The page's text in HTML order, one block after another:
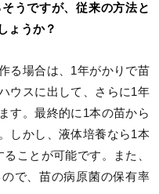
うですが、従来の方法と
ょうか？
る場合は、1年がかりで苗
ウスに出して、さらに1年
す。最終的に1本の苗から
しかし、液体培養なら1本
ことが可能です。また、
で、苗の病原菌の保有率